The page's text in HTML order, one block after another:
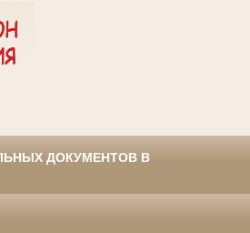
ДОКУМЕНТОВ В